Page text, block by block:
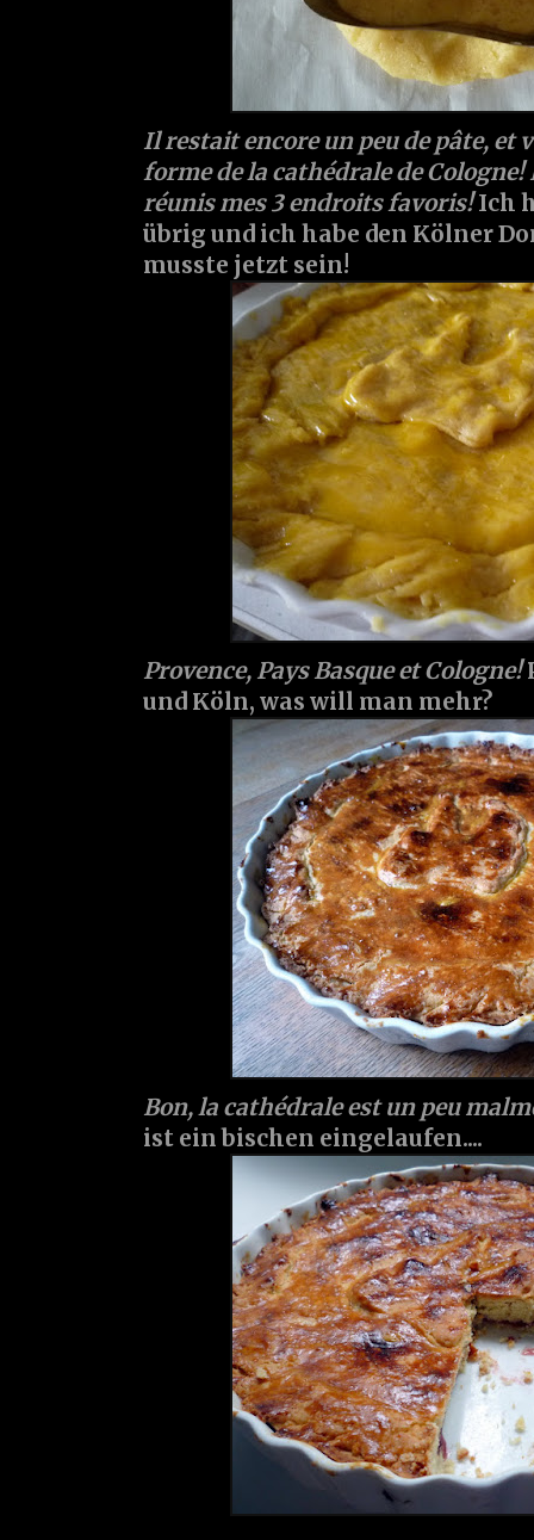
Il restait encore un peu de pâte, et
forme de la cathédrale de
réunis mes 3 endroits favoris!Ich
übrig und ich habe den Kölner
musste jetzt sein!
Provence, Pays Basque et Cologne!
und Köln, was will man mehr?
Bon, la cathédrale est un peu
ist ein bischen eingelaufen....